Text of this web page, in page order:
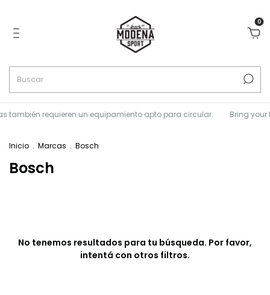
0
también requieren un equipamiento apto para circular. Bring your
Inicio . Marcas . Bosch
Bosch
No tenemos resultados para tu búsqueda. Por favor,
intentá con otros filtros.